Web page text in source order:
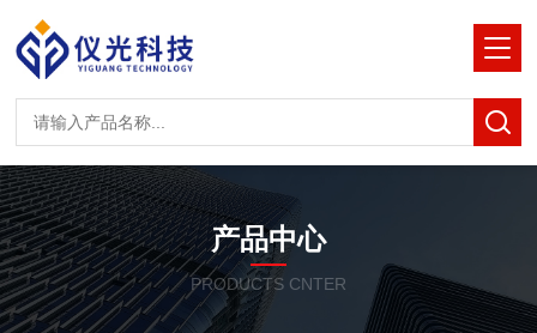
产品中心
PRODUCTS CNTER